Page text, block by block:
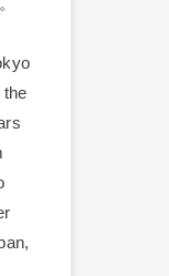
the